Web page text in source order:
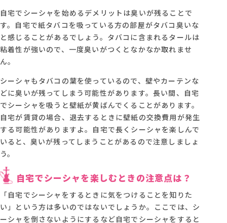
自宅でシーシャを始めるデメリットは臭いが残ることで
す。自宅で紙タバコを吸っている方の部屋がタバコ臭いな
と感じることがあるでしょう。タバコに含まれるタールは
粘着性が強いので、一度臭いがつくとなかなか取れませ
ん。
シーシャもタバコの葉を使っているので、壁やカーテンな
どに臭いが残ってしまう可能性があります。長い間、自宅
でシーシャを吸うと壁紙が黄ばんでくることがあります。
自宅が賃貸の場合、退去するときに壁紙の交換費用が発生
する可能性がありますよ。自宅で長くシーシャを楽しんで
いると、臭いが残ってしまうことがあるので注意しましょ
う。
自宅でシーシャを楽しむときの注意点は？
「自宅でシーシャをするときに気をつけることを知りた
い」という方は多いのではないでしょうか。ここでは、シ
ーシャを倒さないようにするなど自宅でシーシャをすると